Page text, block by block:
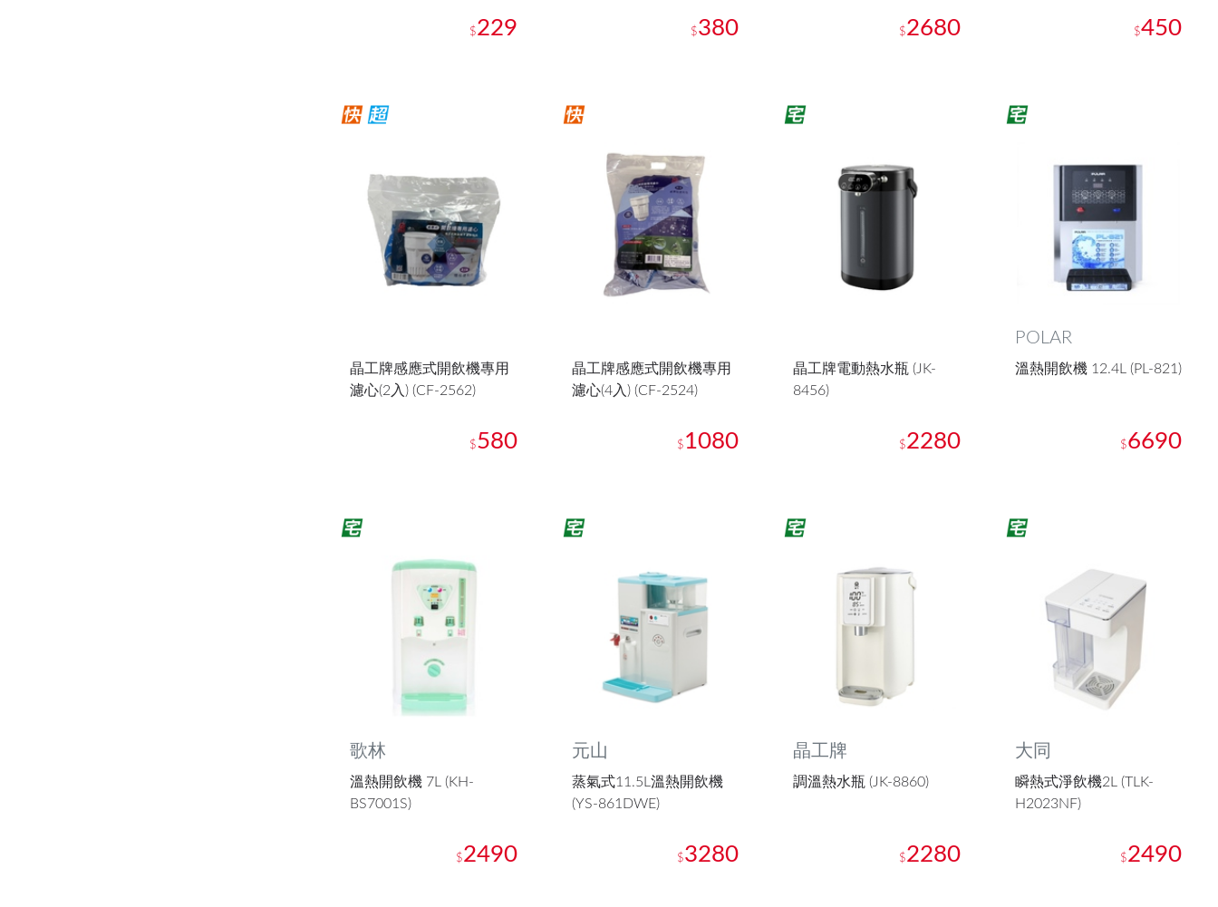
$229 $380 $2680 $450
晶工牌感應式開飲機專用
濾心(2入) (CF-2562)
$580
晶工牌感應式開飲機專用
濾心(4入) (CF-2524)
$ 1080
晶工牌電動熱水瓶 (JK-
8456)
$2280
POLAR
溫熱開飲機 12.4L (PL-821)
$6690
歌林
溫熱開飲機 7L (KH-
BS7001S)
$2490
元山
蒸氣式11.5L溫熱開飲機
(YS-861DWE)
$3280
晶工牌
調溫熱水瓶 (JK-8860)
$2280
大同
瞬熱式淨飲機2L (TLK-
H2023NF)
$2490